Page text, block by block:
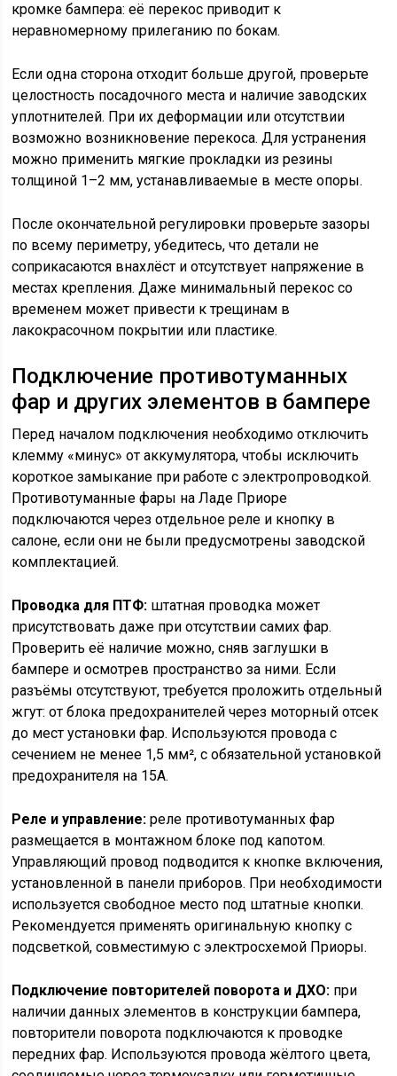
кромке бампера: её перекос приводит к
неравномерному прилеганию по бокам.
Если одна сторона отходит больше другой, проверьте
целостность посадочного места и наличие заводских
уплотнителей. При их деформации или отсутствии
возможно возникновение перекоса. Для устранения
можно применить мягкие прокладки из резины
толщиной 1–2 мм, устанавливаемые в месте опоры.
После окончательной регулировки проверьте зазоры
по всему периметру, убедитесь, что детали не
соприкасаются внахлёст и отсутствует напряжение в
местах крепления. Даже минимальный перекос со
временем может привести к трещинам в
лакокрасочном покрытии или пластике.
Подключение противотуманных
фар и других элементов в бампере
Перед началом подключения необходимо отключить
клемму «минус» от аккумулятора, чтобы исключить
короткое замыкание при работе с электропроводкой.
Противотуманные фары на Ладе Приоре
подключаются через отдельное реле и кнопку в
салоне, если они не были предусмотрены заводской
комплектацией.
Проводка для ПТФ: штатная проводка может
присутствовать даже при отсутствии самих фар.
Проверить её наличие можно, сняв заглушки в
бампере и осмотрев пространство за ними. Если
разъёмы отсутствуют, требуется проложить отдельный
жгут: от блока предохранителей через моторный отсек
до мест установки фар. Используются провода с
сечением не менее 1,5 мм², с обязательной установкой
предохранителя на 15А.
Реле и управление: реле противотуманных фар
размещается в монтажном блоке под капотом.
Управляющий провод подводится к кнопке включения,
установленной в панели приборов. При необходимости
используется свободное место под штатные кнопки.
Рекомендуется применять оригинальную кнопку с
подсветкой, совместимую с электросхемой Приоры.
Подключение повторителей поворота и ДХО: при
наличии данных элементов в конструкции бампера,
повторители поворота подключаются к проводке
передних фар. Используются провода жёлтого цвета,